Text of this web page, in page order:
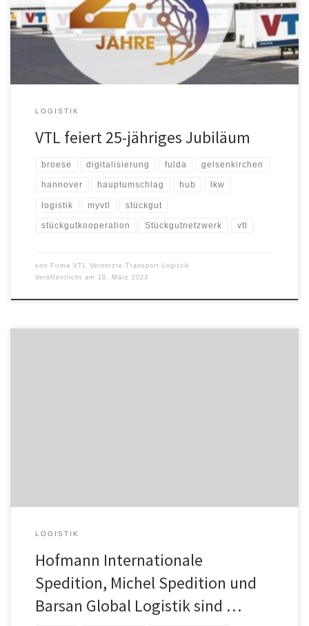
flächendeckenden Transportnetzwerks in Deutschland bei
optimaler LKW-Auslastung zu decken. Durch den Zusammenschluss
mit Spedition 2000 im Jahr 2005 hat sich […]
LOGISTIK
VTL feiert 25-jähriges Jubiläum
broese digitalisierung fulda gelsenkirchen
hannover hauptumschlag hub lkw
logistik myvtl stückgut
stückgutkooperation Stückgutnetzwerk vtl
von Firma VTL Vernetzte-Transport-Logistik
Veröffentlicht am
10. März 2023
LOGISTIK
Hofmann Internationale
Spedition, Michel Spedition und
Barsan Global Logistik sind …